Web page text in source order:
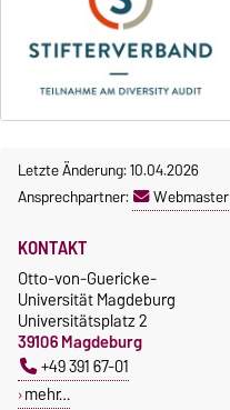
Letzte Änderung: 10.04.2026
Ansprechpartner:
Webmaster
KONTAKT
Otto-von-Guericke-
Universität Magdeburg
Universitätsplatz 2
39106 Magdeburg
+49 391 67-01
mehr…